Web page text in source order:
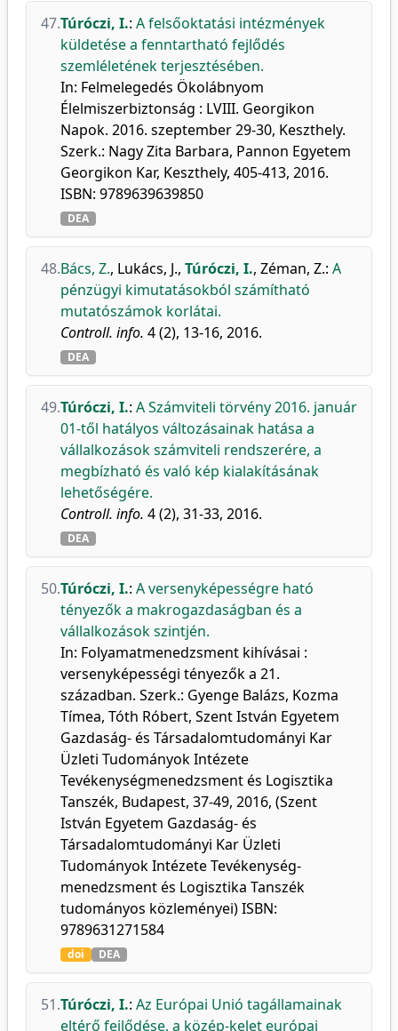
47.Túróczi, I.: A felsőoktatási intézmények
küldetése a fenntartható fejlődés
szemléletének terjesztésében.
In: Felmelegedés Ökolábnyom
Élelmiszerbiztonság : LVIII. Georgikon
Napok. 2016. szeptember 29-30, Keszthely.
Szerk.: Nagy Zita Barbara, Pannon Egyetem
Georgikon Kar, Keszthely, 405-413, 2016.
ISBN: 9789639639850
DEA
48.Bács, Z., Lukács, J., Túróczi, I., Zéman, Z.: A
pénzügyi kimutatásokból számítható
mutatószámok korlátai.
Controll. info. 4 (2), 13-16, 2016.
DEA
49.Túróczi, I.: A Számviteli törvény 2016. január
01-től hatályos változásainak hatása a
vállalkozások számviteli rendszerére, a
megbízható és való kép kialakításának
lehetőségére.
Controll. info. 4 (2), 31-33, 2016.
DEA
50.Túróczi, I.: A versenyképességre ható
tényezők a makrogazdaságban és a
vállalkozások szintjén.
In: Folyamatmenedzsment kihívásai :
versenyképességi tényezők a 21.
században. Szerk.: Gyenge Balázs, Kozma
Tímea, Tóth Róbert, Szent István Egyetem
Gazdaság- és Társadalomtudományi Kar
Üzleti Tudományok Intézete
Tevékenységmenedzsment és Logisztika
Tanszék, Budapest, 37-49, 2016, (Szent
István Egyetem Gazdaság- és
Társadalomtudományi Kar Üzleti
Tudományok Intézete Tevékenység-
menedzsment és Logisztika Tanszék
tudományos közleményei) ISBN:
9789631271584
doi DEA
51.Túróczi, I.: Az Európai Unió tagállamainak
eltérő fejlődése, a közép-kelet európai